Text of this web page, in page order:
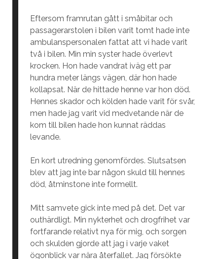
Eftersom framrutan gått i småbitar och
passagerarstolen i bilen varit tomt hade inte
ambulanspersonalen fattat att vi hade varit
två i bilen. Min min syster hade överlevt
krocken. Hon hade vandrat iväg ett par
hundra meter längs vägen, där hon hade
kollapsat. När de hittade henne var hon död.
Hennes skador och kölden hade varit för svår,
men hade jag varit vid medvetande när de
kom till bilen hade hon kunnat räddas
levande.
En kort utredning genomfördes. Slutsatsen
blev att jag inte bar någon skuld till hennes
död, åtminstone inte formellt.
Mitt samvete gick inte med på det. Det var
outhärdligt. Min nykterhet och drogfrihet var
fortfarande relativt nya för mig, och sorgen
och skulden gjorde att jag i varje vaket
ögonblick var nära återfallet. Jag försökte